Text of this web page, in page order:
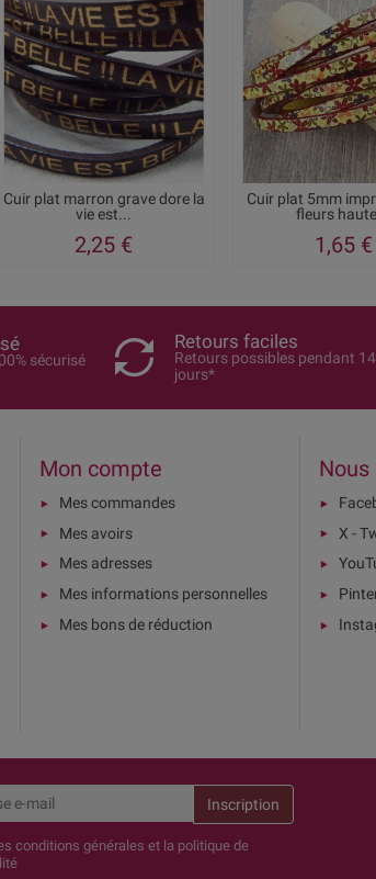
Cuir plat marron grave dore la
vie est...
2,25 €
Cuir plat 5mm
fleurs
1,65 €
sécurisé
Retours faciles
Retours possibles pendant 14
jours*
Mon compte
Mes commandes
Mes avoirs
Mes adresses
Mes informations personnelles
Mes bons de réduction
Nous
X -
conditions générales et la politique de